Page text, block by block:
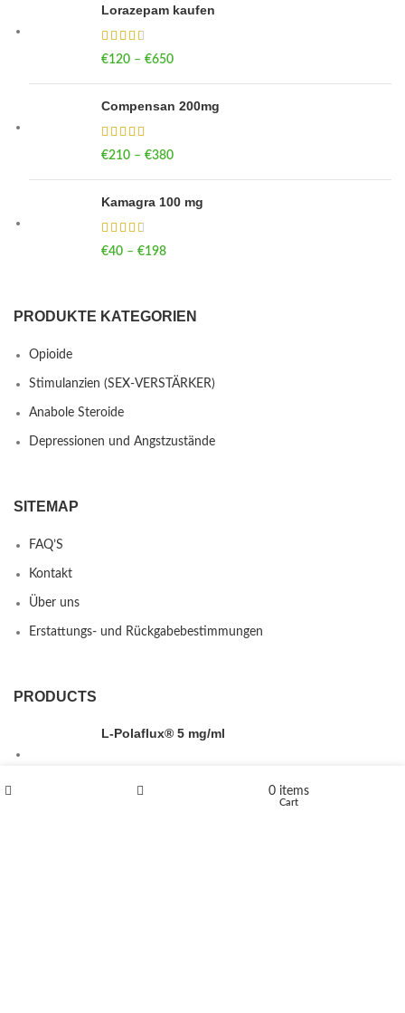
Lorazepam kaufen
€120 – €650
Compensan 200mg
€210 – €380
Kamagra 100 mg
€40 – €198
PRODUKTE KATEGORIEN
Opioide
Stimulanzien (SEX-VERSTÄRKER)
Anabole Steroide
Depressionen und Angstzustände
SITEMAP
FAQ’S
Kontakt
Über uns
Erstattungs- und Rückgabebestimmungen
PRODUCTS
L-Polaflux® 5 mg/ml
0 items
Cart